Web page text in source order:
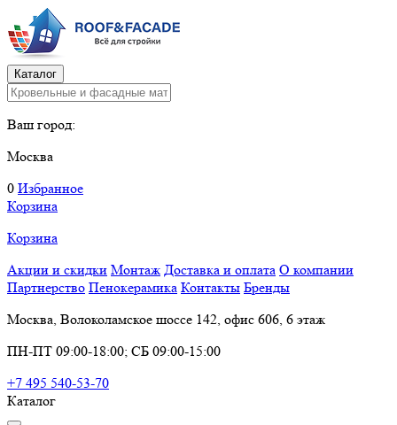
Каталог
Ваш город:
Москва
0 Избранное
Корзина
Корзина
Акции и скидки Монтаж Доставка и оплата О компании
Партнерство Пенокерамика Контакты Бренды
Москва, Волоколамское шоссе 142, офис 606, 6 этаж
ПН-ПТ 09:00-18:00; СБ 09:00-15:00
+7 495 540-53-70
Каталог